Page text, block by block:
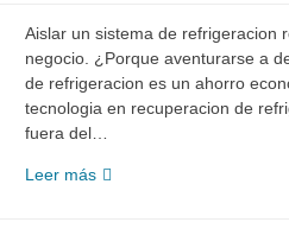
Aislar un sistema de refrigeracion
negocio. ¿Porque aventurarse a
de refrigeracion es un ahorro
tecnologia en recuperacion de
fuera del…
Leer másAislar